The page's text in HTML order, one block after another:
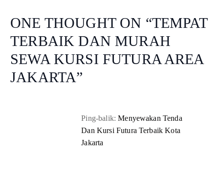
ONE THOUGHT ON “TEMPAT
TERBAIK DAN MURAH
SEWA KURSI FUTURA AREA
JAKARTA”
Ping-balik:Menyewakan Tenda
Dan Kursi Futura Terbaik Kota
Jakarta